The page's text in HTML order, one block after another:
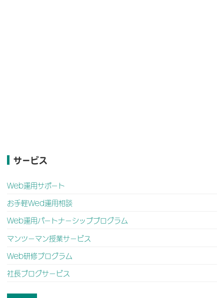
サービス
Web運用サポート
お手軽Wed運用相談
Web運用パートナーシッププログラム
マンツーマン授業サービス
Web研修プログラム
社長ブログサービス